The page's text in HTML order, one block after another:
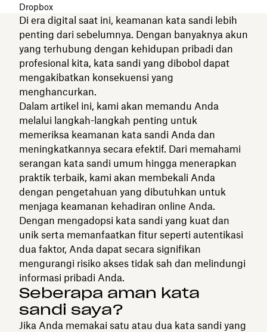
Dropbox
Di era digital saat ini, keamanan kata sandi lebih
penting dari sebelumnya. Dengan banyaknya akun
yang terhubung dengan kehidupan pribadi dan
profesional kita, kata sandi yang dibobol dapat
mengakibatkan konsekuensi yang
menghancurkan.
Dalam artikel ini, kami akan memandu Anda
melalui langkah-langkah penting untuk
memeriksa keamanan kata sandi Anda dan
meningkatkannya secara efektif. Dari memahami
serangan kata sandi umum hingga menerapkan
praktik terbaik, kami akan membekali Anda
dengan pengetahuan yang dibutuhkan untuk
menjaga keamanan kehadiran online Anda.
Dengan mengadopsi kata sandi yang kuat dan
unik serta memanfaatkan fitur seperti autentikasi
dua faktor, Anda dapat secara signifikan
mengurangi risiko akses tidak sah dan melindungi
informasi pribadi Anda.
Seberapa aman kata
sandi saya?
Jika Anda memakai satu atau dua kata sandi yang